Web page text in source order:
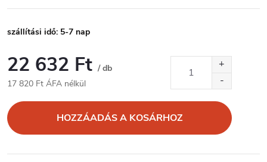
szállítási idő: 5-7 nap
22 632 Ft / db
17 820 Ft ÁFA nélkül
HOZZÁADÁS A KOSÁRHOZ